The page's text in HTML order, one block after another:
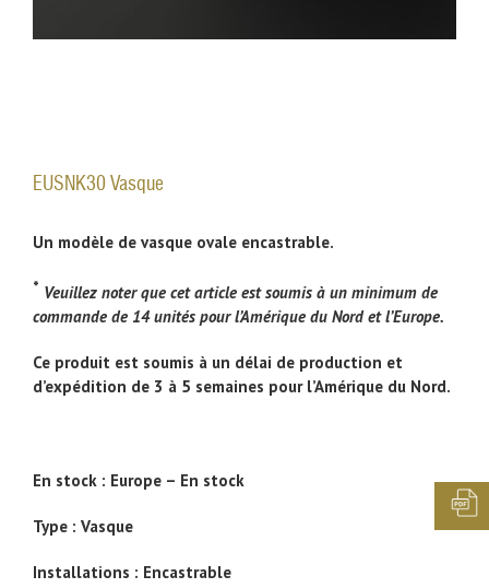
EUSNK30 Vasque
Un modèle de vasque ovale encastrable.
* Veuillez noter que cet article est soumis à un minimum de
commande de 14 unités pour l’Amérique du Nord et l’Europe.
Ce produit est soumis à un délai de production et
d’expédition de 3 à 5 semaines pour l’Amérique du Nord.
En stock : Europe – En stock
Type : Vasque
Installations : Encastrable